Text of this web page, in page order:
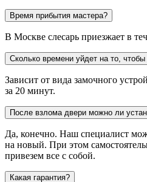
Время прибытия мастера?
В Москве слесарь приезжает в
Сколько времени уйдет на то, чтобы
Зависит от вида замочного
за 20 минут.
После взлома двери можно ли
Да, конечно. Наш специалист
на новый. При этом
привезем все с собой.
Какая гарантия?